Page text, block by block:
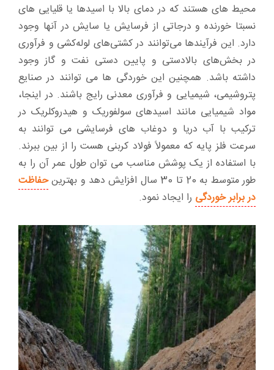
محیط های هستند که در دمای بالا با اسیدها یا قلیایی های
نسبتا خورنده و درجاتی از فرسایش یا سایش در آنها وجود
دارد. این فرآیندها می‌توانند در کشتی‌های لوله‌کشی و فرآوری
در بخش‌های بالادستی و پایین دستی نفت و گاز وجود
داشته باشد. همچنین این خوردگی ها می توانند در صنایع
پتروشیمی، شیمیایی و فرآوری معدنی رایج باشند. در اینجا،
مواد شیمیایی مانند اسیدهای سولفوریک و هیدروکلریک در
ترکیب با آب دریا و دوغاب های فرسایشی می توانند به
سرعت فلز پایه که معمولاً فولاد کربنی هست را از بین ببرند.
با استفاده از یک پوشش مناسب می توان طول عمر آن را به
طور متوسط ​​به 20 تا 30 سال افزایش دهد و بهترین
حفاظت
در برابر خوردگی را ایجاد نمود.